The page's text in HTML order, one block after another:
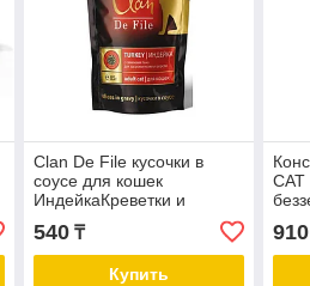
Clan De File кусочки в
соусе для кошек
ИндейкаКреветки и
семена льна для здоровья
кожи и шерсти, 85г
540₸
Купить
CAT
910